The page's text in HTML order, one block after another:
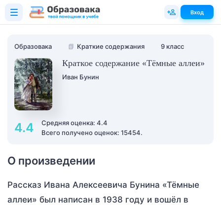
Образовака 📗 Краткие содержания 9 класс
Краткое содержание «Тёмные аллеи»
Иван Бунин
4.4
Средняя оценка: 4.4
Всего получено оценок: 15454.
О произведении
Рассказ Ивана Алексеевича Бунина «Тёмные
аллеи» был написан в 1938 году и вошёл в
Вход